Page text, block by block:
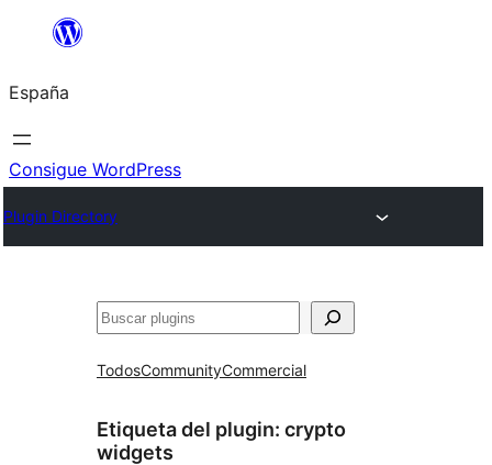
Saltar
contenido
España
Consigue WordPress
Plugin Directory
Buscar
TodosCommunityCommercial
Etiqueta del plugin: crypto
widgets